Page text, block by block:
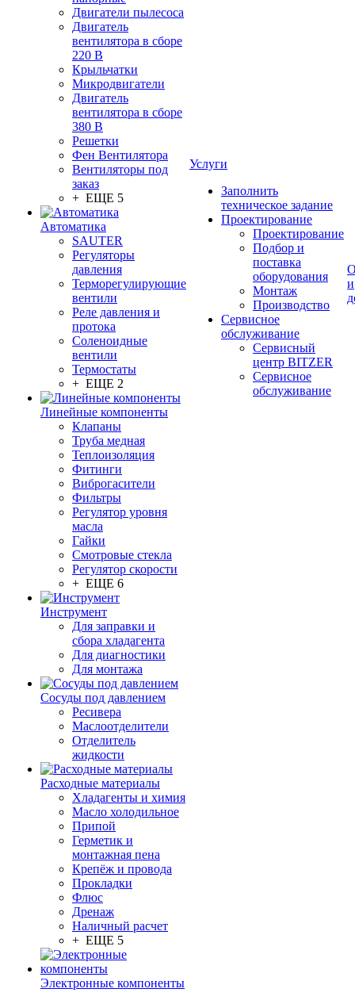
Двигатели пылесоса
Двигатель
вентилятора в сборе
220 В
Крыльчатки
Микродвигатели
Двигатель
вентилятора в сборе
380 В
Решетки
Фен Вентилятора
Вентиляторы под
заказ
+ ЕЩЕ 5
Автоматика
SAUTER
Регуляторы
давления
Терморегулирующие
вентили
Реле давления и
протока
Соленоидные
вентили
Термостаты
+ ЕЩЕ 2
Линейные компоненты
Клапаны
Труба медная
Теплоизоляция
Фитинги
Виброгасители
Фильтры
Регулятор уровня
масла
Гайки
Смотровые стекла
Регулятор скорости
+ ЕЩЕ 6
Инструмент
Для заправки и
сбора хладагента
Для диагностики
Для монтажа
Сосуды под давлением
Ресивера
Маслоотделители
Отделитель
жидкости
Расходные материалы
Хладагенты и химия
Масло холодильное
Припой
Герметик и
монтажная пена
Крепёж и провода
Прокладки
Флюс
Дренаж
Наличный расчет
+ ЕЩЕ 5
Электронные компоненты
Услуги
Заполнить
техническое задание
Проектирование
Проектирование
Подбор и
поставка
оборудования
Монтаж
Производство
Сервисное
обслуживание
Сервисный
центр BITZER
Сервисное
обслуживание
и